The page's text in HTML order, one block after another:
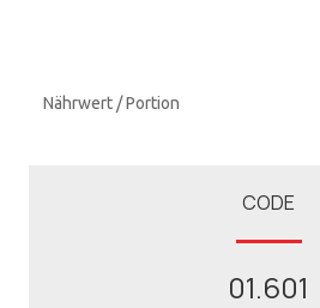
Nährwert / Portion
CODE
01.601